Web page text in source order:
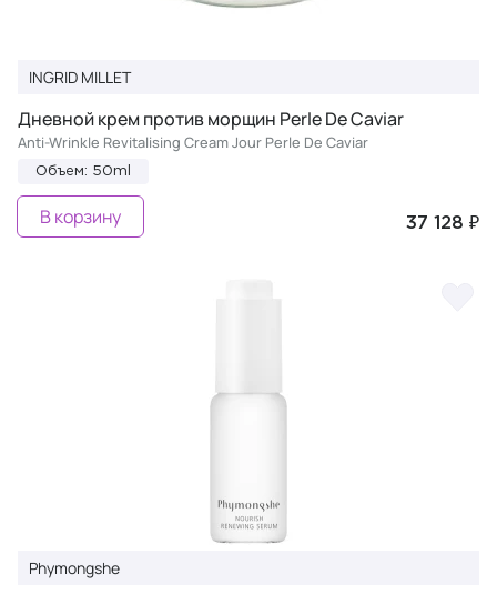
INGRID MILLET
Дневной крем против морщин Perle De Caviar
Anti-Wrinkle Revitalising Cream Jour Perle De Caviar
Объем: 50ml
37 128 ₽
В корзину
Phymongshe